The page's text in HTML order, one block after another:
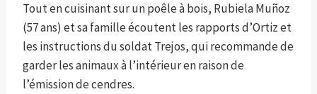
Tout en cuisinant sur un poêle à bois, Rubiela Muñoz
(57 ans) et sa famille écoutent les rapports d’Ortiz et
les instructions du soldat Trejos, qui recommande de
garder les animaux à l’intérieur en raison de
l’émission de cendres.